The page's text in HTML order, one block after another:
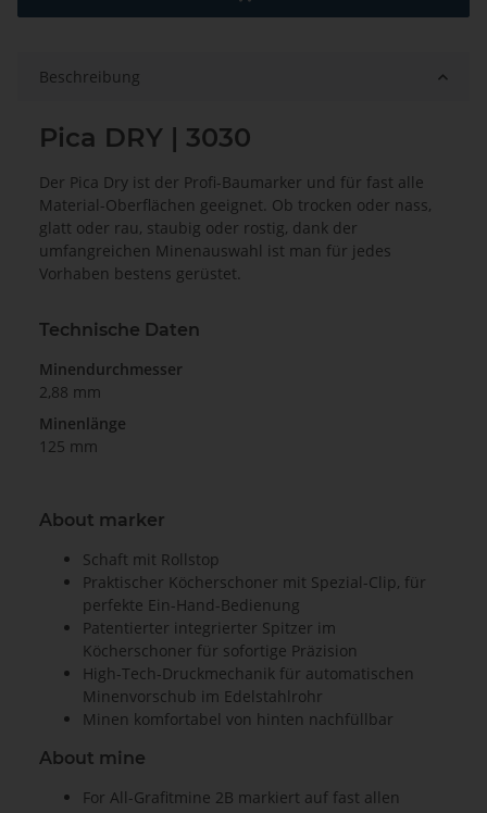
Beschreibung
Pica DRY | 3030
Der Pica Dry ist der Profi-Baumarker und für fast alle
Material-Oberflächen geeignet. Ob trocken oder nass,
glatt oder rau, staubig oder rostig, dank der
umfangreichen Minenauswahl ist man für jedes
Vorhaben bestens gerüstet.
Technische Daten
Minendurchmesser
2,88 mm
Minenlänge
125 mm
About marker
Schaft mit Rollstop
Praktischer Köcherschoner mit Spezial-Clip, für
perfekte Ein-Hand-Bedienung
Patentierter integrierter Spitzer im
Köcherschoner für sofortige Präzision
High-Tech-Druckmechanik für automatischen
Minenvorschub im Edelstahlrohr
Minen komfortabel von hinten nachfüllbar
About mine
For All-Grafitmine 2B markiert auf fast allen